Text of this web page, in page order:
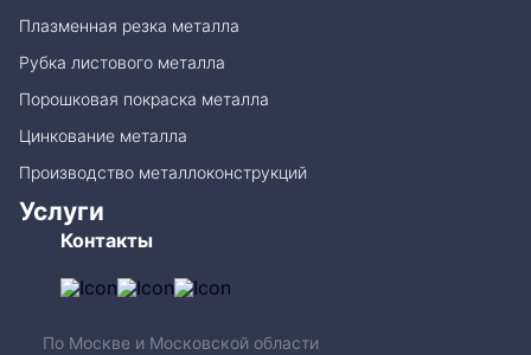
Плазменная резка металла
Рубка листового металла
Порошковая покраска металла
Цинкование металла
Производство металлоконструкций
Услуги
Контакты
По Москве и Московской области